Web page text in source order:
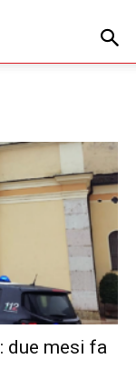
due mesi fa